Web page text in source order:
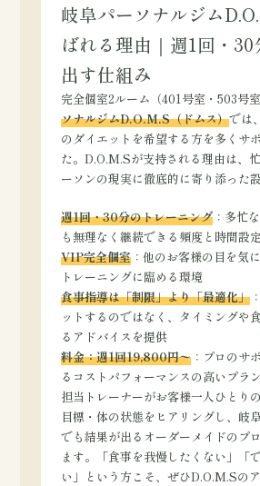
岐阜パーソナルジム
ばれる理由｜週1回・30
出す仕組み
完全個室2ルーム（401号室・503号
ソナルジムD.O.M.S（ドムス）では
のダイエットを希望する方を多くサ
た。D.O.M.Sが支持される理由は、
ーソンの現実に徹底的に寄り添った
週1回・30分のトレーニング ：多忙
も無理なく継続できる頻度と時間設定
VIP完全個室 ：他のお客様の目を気
トレーニングに臨める環境
食事指導は「制限」より「最適化」
ットするのではなく、タイミングや
るアドバイスを提供
料金：週1回19,800円〜 ：プロのサ
るコストパフォーマンスの高いプラ
担当トレーナーがお客様一人ひとり
目標・体の状態をヒアリングし、岐
でも結果が出るオーダーメイドのプ
ます。「食事を我慢したくない」「
い」という方こそ、ぜひD.O.M.Sの